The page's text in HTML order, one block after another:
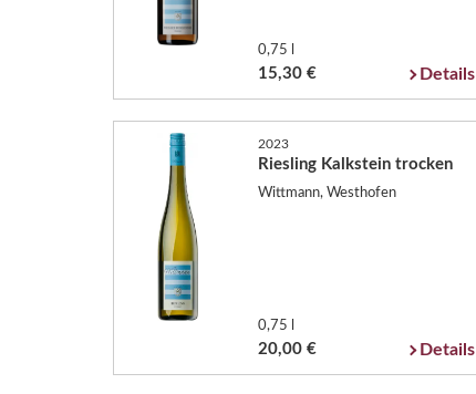
0,75 l
15,30 € Details
2023
Riesling Kalkstein trocken
Wittmann, Westhofen
0,75 l
20,00 € Details